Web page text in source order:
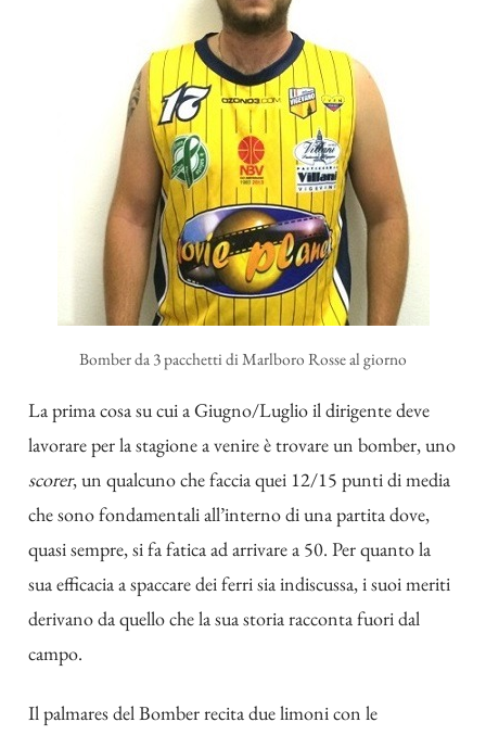
Bomber da 3 pacchetti di Marlboro Rosse al giorno
La prima cosa su cui a Giugno/Luglio il dirigente deve
lavorare per la stagione a venire è trovare un bomber, uno
scorer, un qualcuno che faccia quei 12/15 punti di media
che sono fondamentali all’interno di una partita dove,
quasi sempre, si fa fatica ad arrivare a 50. Per quanto la
sua efficacia a spaccare dei ferri sia indiscussa, i suoi meriti
derivano da quello che la sua storia racconta fuori dal
campo.
Il palmares del Bomber recita due limoni con le